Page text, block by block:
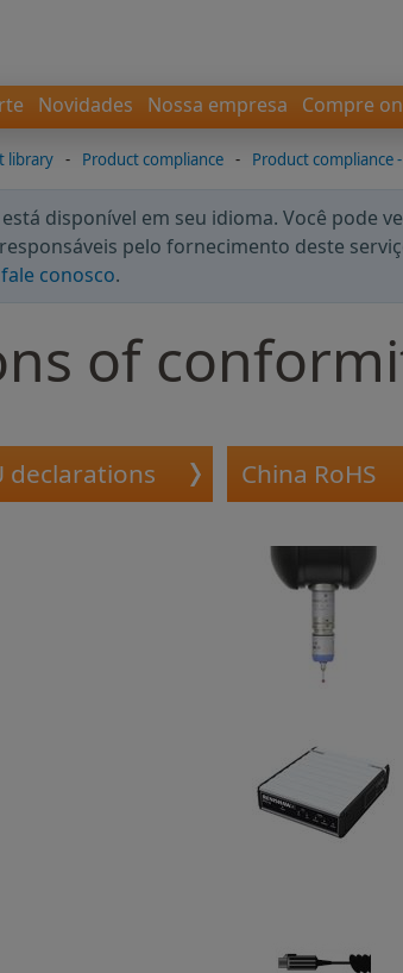
Novidades Nossa empresa Compre
library - Product compliance - Product compliance
disponível em seu idioma. Você pode
pelo fornecimento deste
fale conosco.
of
declarations China RoHS